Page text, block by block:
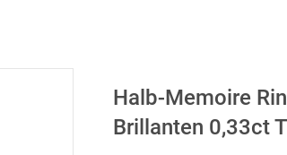
Halb-Memoire
Brillanten 0,33ct